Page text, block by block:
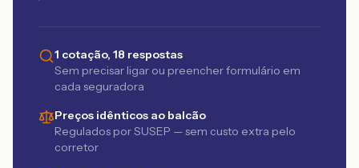
1 cotação, 18 respostas
Sem precisar ligar ou preencher formulário em
cada seguradora
Preços idênticos ao balcão
Regulados por SUSEP — sem custo extra pelo
corretor